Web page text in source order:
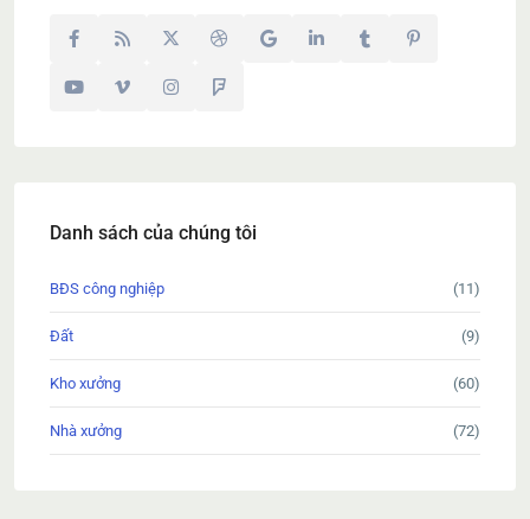
Danh sách của chúng tôi
BĐS công nghiệp (11)
Đất (9)
Kho xưởng (60)
Nhà xưởng (72)